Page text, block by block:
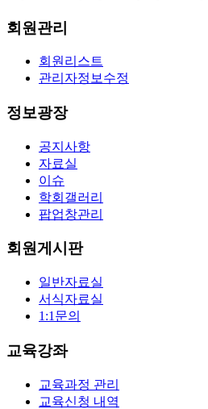
회원관리
회원리스트
관리자정보수정
정보광장
공지사항
자료실
이슈
학회갤러리
팝업창관리
회원게시판
일반자료실
서식자료실
1:1문의
교육강좌
교육과정 관리
교육신청 내역